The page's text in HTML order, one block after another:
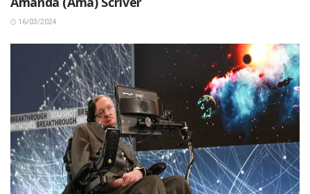
16/03/2024